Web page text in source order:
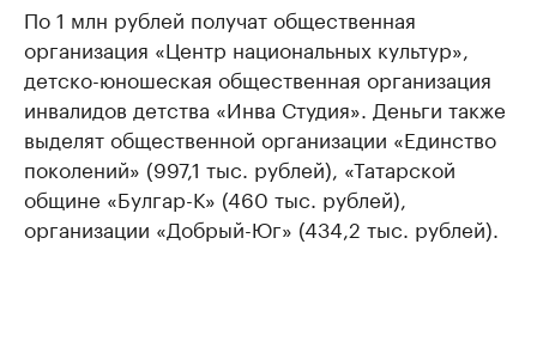
По 1 млн рублей получат общественная
организация «Центр национальных культур»,
детско-юношеская общественная организация
инвалидов детства «Инва Студия». Деньги также
выделят общественной организации «Единство
поколений» (997,1 тыс. рублей), «Татарской
общине «Булгар-К» (460 тыс. рублей),
организации «Добрый-Юг» (434,2 тыс. рублей).